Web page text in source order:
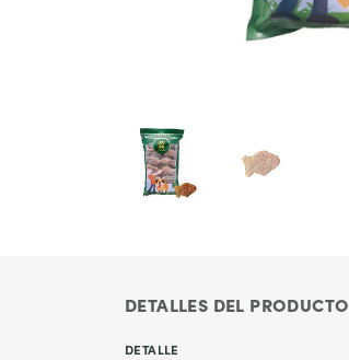
DETALLES DEL PRODUCTO
DETALLE